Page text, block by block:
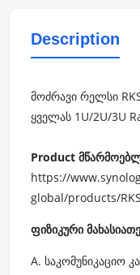
Description
მოძრავი რელსი
ყველას 1U/2U/3U
Product
https://
global/products/
ფიზიკური
A. საკომუნიკაციო